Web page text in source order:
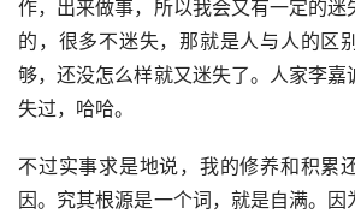
作，出来做事，所以我会又有一定的迷
的，很多不迷失，那就是人与人的区
够，还没怎么样就又迷失了。人家李嘉
失过，哈哈。
不过实事求是地说，我的修养和积累
因。究其根源是一个词，就是自满。